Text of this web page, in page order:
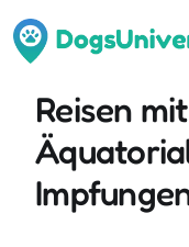
Reisen